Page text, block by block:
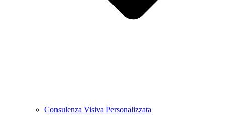
Consulenza Visiva Personalizzata